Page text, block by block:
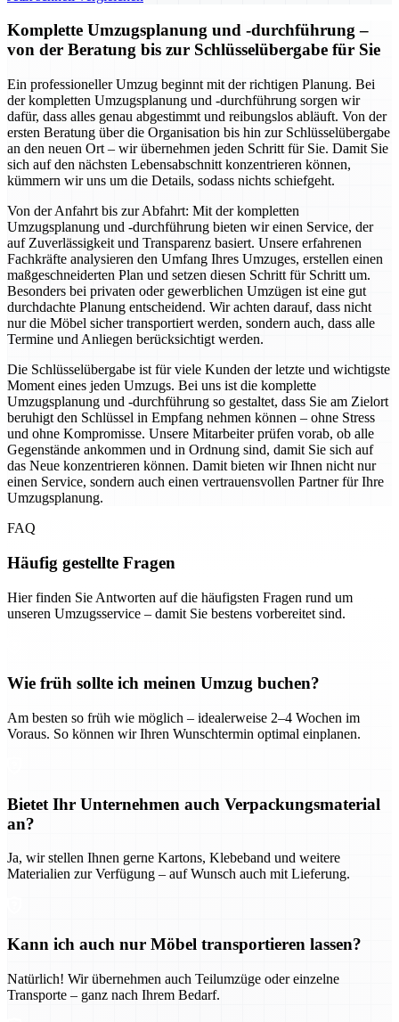
Komplette Umzugsplanung und -durchführung –
von der Beratung bis zur Schlüsselübergabe für Sie
Ein professioneller Umzug beginnt mit der richtigen Planung. Bei
der kompletten Umzugsplanung und -durchführung sorgen wir
dafür, dass alles genau abgestimmt und reibungslos abläuft. Von der
ersten Beratung über die Organisation bis hin zur Schlüsselübergabe
an den neuen Ort – wir übernehmen jeden Schritt für Sie. Damit Sie
sich auf den nächsten Lebensabschnitt konzentrieren können,
kümmern wir uns um die Details, sodass nichts schiefgeht.
Von der Anfahrt bis zur Abfahrt: Mit der kompletten
Umzugsplanung und -durchführung bieten wir einen Service, der
auf Zuverlässigkeit und Transparenz basiert. Unsere erfahrenen
Fachkräfte analysieren den Umfang Ihres Umzuges, erstellen einen
maßgeschneiderten Plan und setzen diesen Schritt für Schritt um.
Besonders bei privaten oder gewerblichen Umzügen ist eine gut
durchdachte Planung entscheidend. Wir achten darauf, dass nicht
nur die Möbel sicher transportiert werden, sondern auch, dass alle
Termine und Anliegen berücksichtigt werden.
Die Schlüsselübergabe ist für viele Kunden der letzte und wichtigste
Moment eines jeden Umzugs. Bei uns ist die komplette
Umzugsplanung und -durchführung so gestaltet, dass Sie am Zielort
beruhigt den Schlüssel in Empfang nehmen können – ohne Stress
und ohne Kompromisse. Unsere Mitarbeiter prüfen vorab, ob alle
Gegenstände ankommen und in Ordnung sind, damit Sie sich auf
das Neue konzentrieren können. Damit bieten wir Ihnen nicht nur
einen Service, sondern auch einen vertrauensvollen Partner für Ihre
Umzugsplanung.
FAQ
Häufig gestellte Fragen
Hier finden Sie Antworten auf die häufigsten Fragen rund um
unseren Umzugsservice – damit Sie bestens vorbereitet sind.
Wie früh sollte ich meinen Umzug buchen?
Am besten so früh wie möglich – idealerweise 2–4 Wochen im
Voraus. So können wir Ihren Wunschtermin optimal einplanen.
Bietet Ihr Unternehmen auch Verpackungsmaterial
an?
Ja, wir stellen Ihnen gerne Kartons, Klebeband und weitere
Materialien zur Verfügung – auf Wunsch auch mit Lieferung.
Kann ich auch nur Möbel transportieren lassen?
Natürlich! Wir übernehmen auch Teilumzüge oder einzelne
Transporte – ganz nach Ihrem Bedarf.